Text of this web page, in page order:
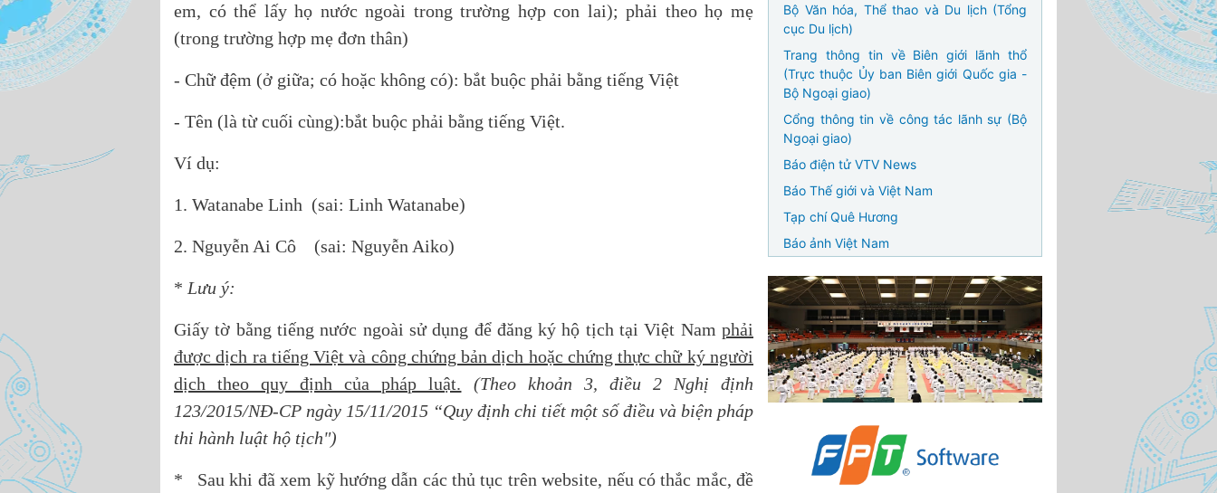
em, có thể lấy họ nước ngoài trong trường hợp con lai); phải theo họ mẹ
(trong trường hợp mẹ đơn thân)
- Chữ đệm (ở giữa; có hoặc không có): bắt buộc phải bằng tiếng Việt
- Tên (là từ cuối cùng):bắt buộc phải bằng tiếng Việt.
Ví dụ:
1. Watanabe Linh (sai: Linh Watanabe)
2. Nguyễn Ai Cô (sai: Nguyễn Aiko)
* Lưu ý:
Giấy tờ bằng tiếng nước ngoài sử dụng để đăng ký hộ tịch tại Việt Namphải
được dịch ra tiếng Việt và công chứng bản dịch hoặc chứng thực chữ ký người
dịch theo quy định của pháp luật.
(Theo khoản 3, điều 2 Nghị định
123/2015/NĐ-CP ngày 15/11/2015 “Quy định chi tiết một số điều và biện pháp
thi hành luật hộ tịch")
* Sau khi đã xem kỹ hướng dẫn các thủ tục trên website, nếu có thắc mắc, đề
Bộ Văn hóa, Thể thao và Du lịch (Tổng
cục Du lịch)
Trang thông tin về Biên giới lãnh thổ
(Trực thuộc Ủy ban Biên giới Quốc gia -
Bộ Ngoại giao)
Cổng thông tin về công tác lãnh sự (Bộ
Ngoại giao)
Báo điện tử VTV News
Báo Thế giới và Việt Nam
Tạp chí Quê Hương
Báo ảnh Việt Nam